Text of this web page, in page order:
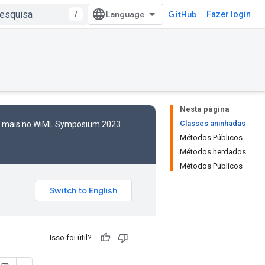
/ GitHub Fazer login
Nesta página
Classes aninhadas
Métodos Públicos
Métodos herdados
Métodos Públicos
no WiML Symposium 2023
Isso foi útil?